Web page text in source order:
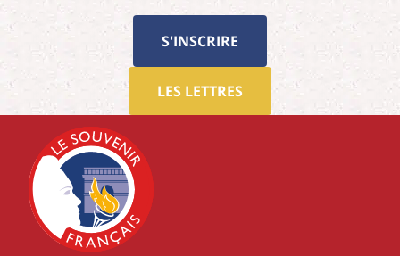
S'INSCRIRE
LES LETTRES